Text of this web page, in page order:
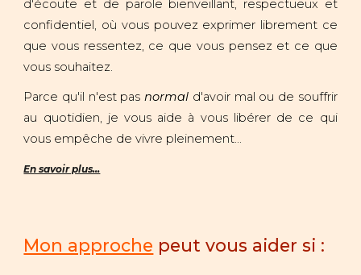
d'écoute et de parole bienveillant, respectueux et
confidentiel, où vous pouvez exprimer librement ce
que vous ressentez, ce que vous pensez et ce que
vous souhaitez.
Parce qu'il n'est pasnormal d'avoir mal ou de souffrir
au quotidien, je vous aide à vous libérer de ce qui
vous empêche de vivre pleinement...
En savoir plus...
Mon approche peut vous aider si :